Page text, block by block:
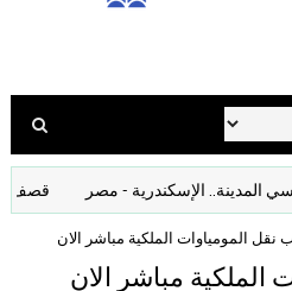
الإسكندرية - مصر قصف
نقل المومياوات الملكية مباشر الان
الملكية مباشر الان